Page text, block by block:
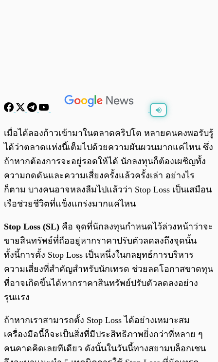
พร้อมเล่น
เมื่อได้ลองก้าวเข้ามาในตลาดคริปโต หลายคนคงพอรับรู้
ได้ว่าตลาดแห่งนี้เต็มไปด้วยความผันผวนมากแค่ไหน ซึ่ง
ถ้าหากต้องการจะอยู่รอดให้ได้ นักลงทุนก็ต้องเผชิญทั้ง
ความกดดันและความเสี่ยงครั้งแล้วครั้งเล่า อย่างไร
ก็ตาม บางคนอาจหลงลืมไปแล้วว่า Stop Loss เป็นเสมือน
เรือช่วยชีวิตที่แข็งแกร่งมากแค่ไหน
Stop Loss (SL) คือ จุดที่นักลงทุนกำหนดไว้ล่วงหน้าว่าจะ
ขายสินทรัพย์ที่ถืออยู่หากราคาปรับตัวลดลงถึงจุดนั้น
ทั้งนี้การตั้ง Stop Loss เป็นหนึ่งในกลยุทธ์การบริหาร
ความเสี่ยงที่สำคัญสำหรับนักเทรด ช่วยลดโอกาสขาดทุน
ที่อาจเกิดขึ้นได้หากราคาสินทรัพย์ปรับตัวลดลงอย่าง
รุนแรง
ถ้าหากเราสามารถตั้ง Stop Loss ได้อย่างเหมาะสม
เครื่องมือนี้ก็จะเป็นสิ่งที่มีประสิทธิภาพยิ่งกว่าที่หลาย ๆ
คนคาดคิดเลยทีเดียว ดังนั้นในวันนี้ทางสยามบล็อกเชน